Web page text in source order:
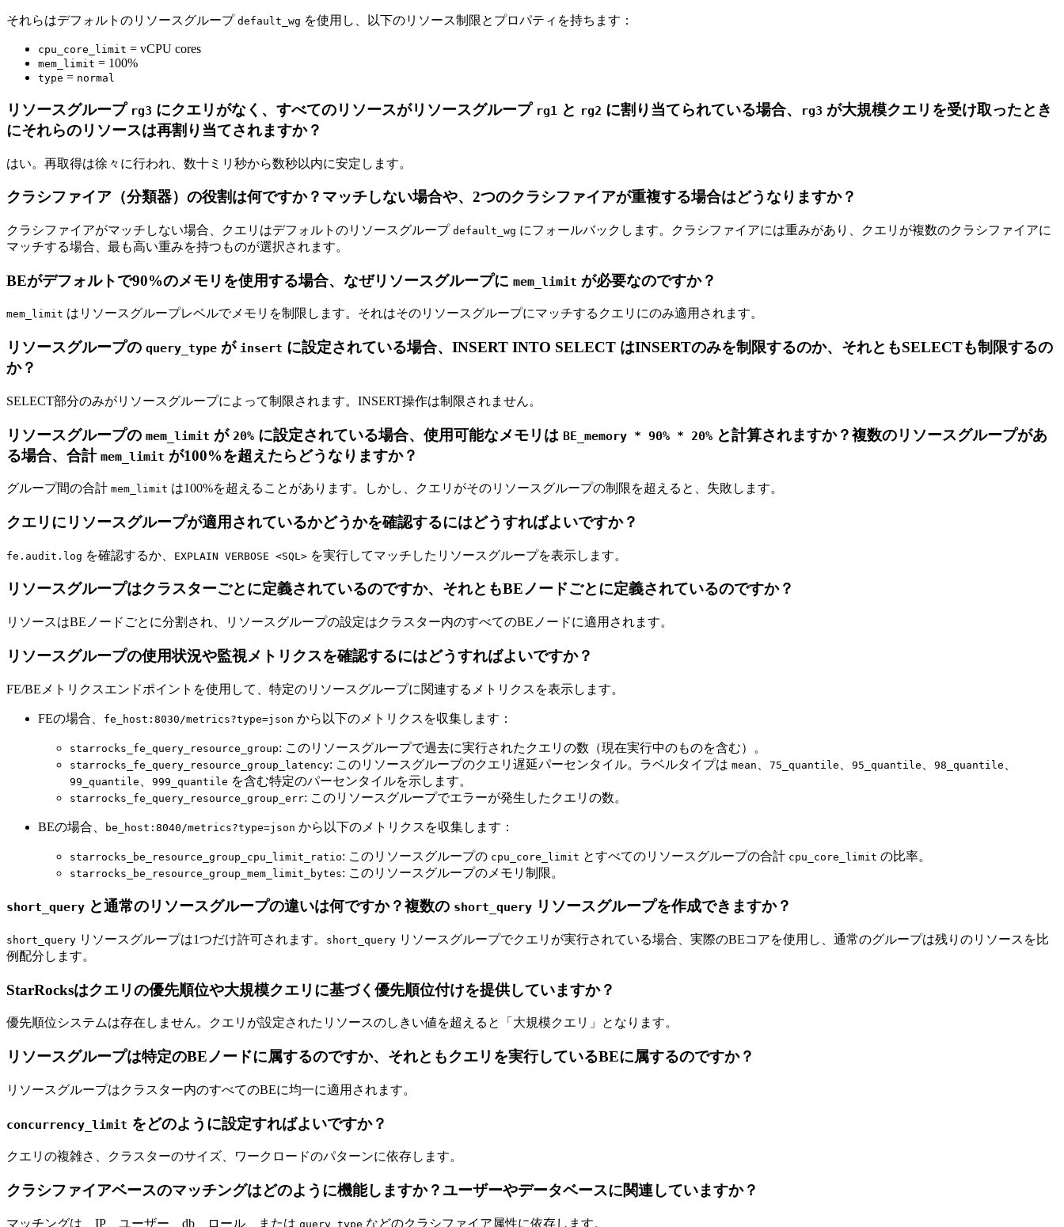
それらはデフォルトのリソースグループ default_wg を使用し、以下のリソース制限とプロパティを持ちます：
cpu_core_limit = vCPU cores
mem_limit = 100%
type = normal
リソースグループ rg3 にクエリがなく、すべてのリソースがリソースグループ rg1 と rg2 に割り当てられている場合、 rg3 が大規模クエリを受け取ったとき
にそれらのリソースは再割り当てされますか？
はい。再取得は徐々に行われ、数十ミリ秒から数秒以内に安定します。
クラシファイア（分類器）の役割は何ですか？マッチしない場合や、2つのクラシファイアが重複する場合はどうなりますか？
クラシファイアがマッチしない場合、クエリはデフォルトのリソースグループ default_wg にフォールバックします。クラシファイアには重みがあり、クエリが複数のクラシファイアに
マッチする場合、最も高い重みを持つものが選択されます。
BEがデフォルトで90%のメモリを使用する場合、なぜリソースグループに mem_limit が必要なのですか？
mem_limit はリソースグループレベルでメモリを制限します。それはそのリソースグループにマッチするクエリにのみ適用されます。
リソースグループの query_type が insert に設定されている場合、INSERT INTO SELECT はINSERTのみを制限するのか、それともSELECTも制限するの
か？
SELECT部分のみがリソースグループによって制限されます。INSERT操作は制限されません。
リソースグループの mem_limit が 20% に設定されている場合、使用可能なメモリは BE_memory * 90% * 20% と計算されますか？複数のリソースグループがあ
る場合、合計 mem_limit が100%を超えたらどうなりますか？
グループ間の合計 mem_limit は100%を超えることがあります。しかし、クエリがそのリソースグループの制限を超えると、失敗します。
クエリにリソースグループが適用されているかどうかを確認するにはどうすればよいですか？
fe.audit.log を確認するか、 EXPLAIN VERBOSE <SQL> を実行してマッチしたリソースグループを表示します。
リソースグループはクラスターごとに定義されているのですか、それともBEノードごとに定義されているのですか？
リソースはBEノードごとに分割され、リソースグループの設定はクラスター内のすべてのBEノードに適用されます。
リソースグループの使用状況や監視メトリクスを確認するにはどうすればよいですか？
FE/BEメトリクスエンドポイントを使用して、特定のリソースグループに関連するメトリクスを表示します。
FEの場合、 fe_host:8030/metrics?type=json から以下のメトリクスを収集します：
starrocks_fe_query_resource_group: このリソースグループで過去に実行されたクエリの数（現在実行中のものを含む）。
starrocks_fe_query_resource_group_latency: このリソースグループのクエリ遅延パーセンタイル。ラベルタイプは mean 75_quantile 95_quantile 98_quantile
99_quantile 999_quantile を含む特定のパーセンタイルを示します。
starrocks_fe_query_resource_group_err: このリソースグループでエラーが発生したクエリの数。
BEの場合、 be_host:8040/metrics?type=json から以下のメトリクスを収集します：
starrocks_be_resource_group_cpu_limit_ratio: このリソースグループの cpu_core_limit とすべてのリソースグループの合計 cpu_core_limit の比率。
starrocks_be_resource_group_mem_limit_bytes: このリソースグループのメモリ制限。
short_query と通常のリソースグループの違いは何ですか？複数の short_query リソースグループを作成できますか？
short_query リソースグループは1つだけ許可されます。 short_query リソースグループでクエリが実行されている場合、実際のBEコアを使用し、通常のグループは残りのリソースを比
例配分します。
StarRocksはクエリの優先順位や大規模クエリに基づく優先順位付けを提供していますか？
優先順位システムは存在しません。クエリが設定されたリソースのしきい値を超えると「大規模クエリ」となります。
リソースグループは特定のBEノードに属するのですか、それともクエリを実行しているBEに属するのですか？
リソースグループはクラスター内のすべてのBEに均一に適用されます。
concurrency_limit をどのように設定すればよいですか？
クエリの複雑さ、クラスターのサイズ、ワークロードのパターンに依存します。
クラシファイアベースのマッチングはどのように機能しますか？ユーザーやデータベースに関連していますか？
マッチングは、IP、ユーザー、db、ロール、または query_type などのクラシファイア属性に依存します。